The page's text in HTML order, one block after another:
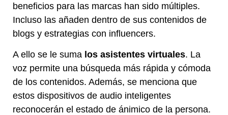
beneficios para las marcas han sido múltiples.
Incluso las añaden dentro de sus contenidos de
blogs y estrategias con influencers.
A ello se le suma los asistentes virtuales. La
voz permite una búsqueda más rápida y cómoda
de los contenidos. Además, se menciona que
estos dispositivos de audio inteligentes
reconocerán el estado de ánimico de la persona.